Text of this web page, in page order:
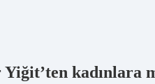
kadınlara